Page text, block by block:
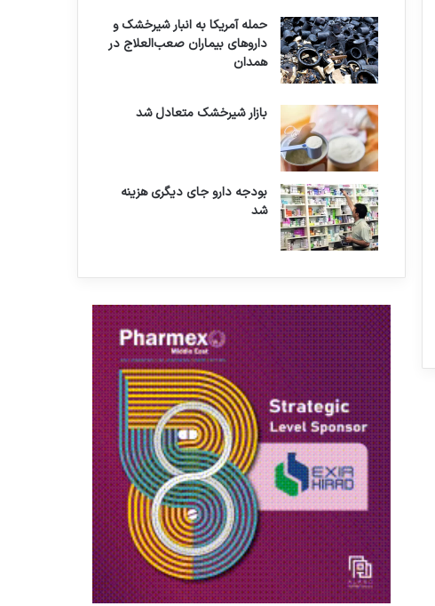
حمله آمریکا به انبار شیرخشک و
داروهای بیماران صعب‌العلاج در
همدان
بازار شیرخشک متعادل شد
بودجه دارو جای دیگری هزینه
شد